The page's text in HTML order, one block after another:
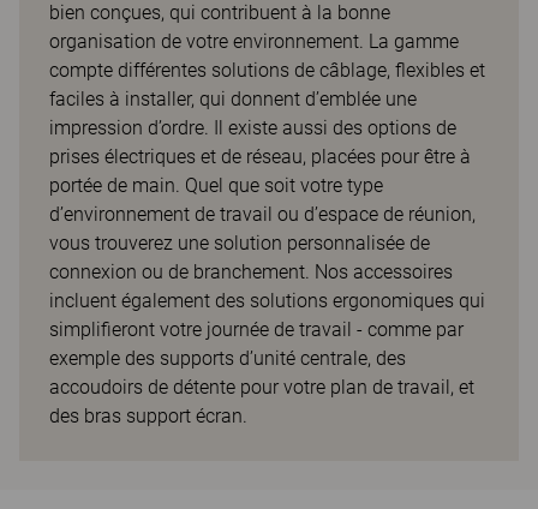
bien conçues, qui contribuent à la bonne
organisation de votre environnement. La gamme
compte différentes solutions de câblage, flexibles et
faciles à installer, qui donnent d’emblée une
impression d’ordre. Il existe aussi des options de
prises électriques et de réseau, placées pour être à
portée de main. Quel que soit votre type
d’environnement de travail ou d’espace de réunion,
vous trouverez une solution personnalisée de
connexion ou de branchement. Nos accessoires
incluent également des solutions ergonomiques qui
simplifieront votre journée de travail - comme par
exemple des supports d’unité centrale, des
accoudoirs de détente pour votre plan de travail, et
des bras support écran.